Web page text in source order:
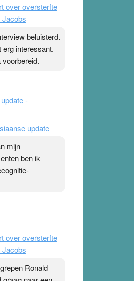
opnemen.
effect. Maar het
in de
over oversterfte
Jacobs
beluisterd.
erg interessant.
-
update
mijn
ben ik
over oversterfte
Jacobs
Ronald